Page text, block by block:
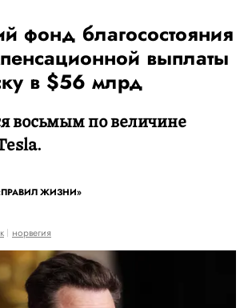
фонд благосостояния
выплаты
в $56 млрд
восьмым по величине
ЖИЗНИ»
норвегия